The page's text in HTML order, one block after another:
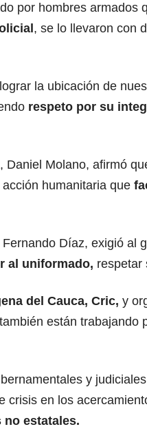
por hombres armados
, se lo llevaron con
la ubicación de
respeto por su
Molano, afirmó
humanitaria que
Díaz, exigió al
al uniformado, respetar
del Cauca, Cric, y
están trabajando
y
crisis en los
no estatales.